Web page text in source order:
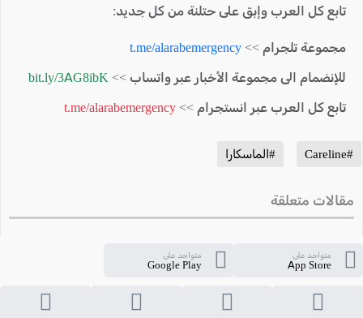
تابع كل العرب وإبق على حتلنة من كل جديد:
مجموعة تلجرام >> t.me/alarabemergency
للإنضمام الى مجموعة الأخبار عبر واتساب >> bit.ly/3AG8ibK
تابع كل العرب عبر انستجرام >> t.me/alarabemergency
#Careline #الماسكارا
مقالات متعلقة
متواجد على
App Store
متواجد على
Google Play